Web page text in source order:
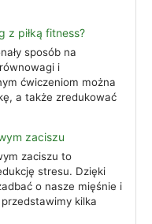
z piłką fitness?
sposób na
i
ćwiczeniom można
a także zredukować
zaciszu
zaciszu to
stresu. Dzięki
o nasze mięśnie i
kilka